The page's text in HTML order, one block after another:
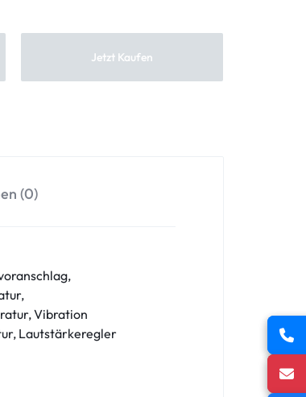
Jetzt Kaufen
(0)
Vibration
Lautstärkeregler